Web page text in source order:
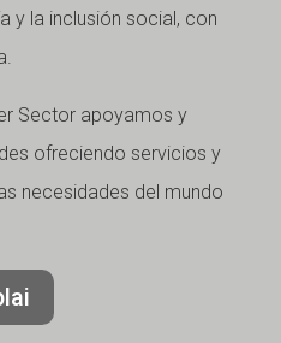
y la inclusión social, con
Sector apoyamos y
ofreciendo servicios y
necesidades del mundo